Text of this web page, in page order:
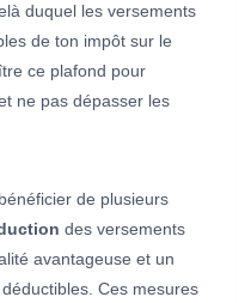
duquel les versements
de ton impôt sur le
ce plafond pour
ne pas dépasser les
de plusieurs
des versements
avantageuse et un
Ces mesures